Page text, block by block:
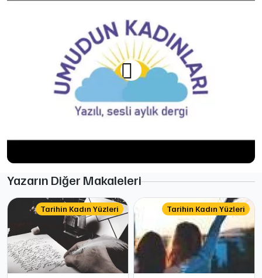
Yazarın Diğer Makaleleri
Tarihin Kadın Yüzleri Tarihin Kadın Yüzleri